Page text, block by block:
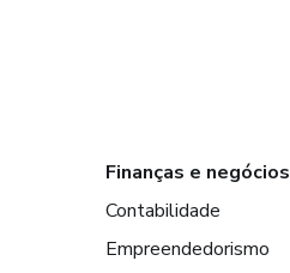
Finanças e negócios
Contabilidade
Empreendedorismo